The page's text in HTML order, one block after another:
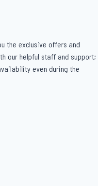
the exclusive offers and
our helpful staff and support;
even during the